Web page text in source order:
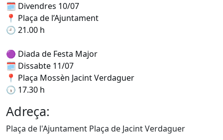
🗓️ Divendres 10/07
📍 Plaça de l’Ajuntament
🕘 21.00 h
🟣 Diada de Festa Major
🗓️ Dissabte 11/07
📍 Plaça Mossèn Jacint Verdaguer
🕠 17.30 h
Adreça:
Plaça de l'Ajuntament Plaça de Jacint Verdaguer